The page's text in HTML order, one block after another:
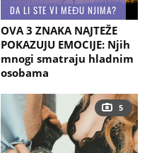
DA LI STE VI MEĐU NJIMA?
OVA 3 ZNAKA NAJTEŽE
POKAZUJU EMOCIJE: Njih
mnogi smatraju hladnim
osobama
5